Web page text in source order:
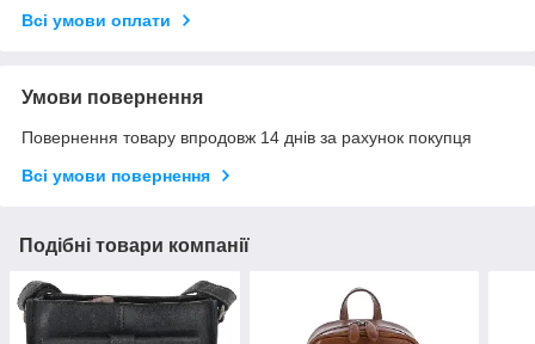
Всі умови оплати
Умови повернення
Повернення товару впродовж 14 днів за рахунок покупця
Всі умови повернення
Подібні товари компанії